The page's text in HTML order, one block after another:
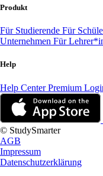
Produkt
Für Studierende Für
Unternehmen Für
Help
Help CenterPremium
© StudySmarter
AGB
Impressum
Datenschutzerklärung